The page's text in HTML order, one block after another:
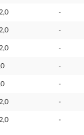
-
-
-
-
-
-
-